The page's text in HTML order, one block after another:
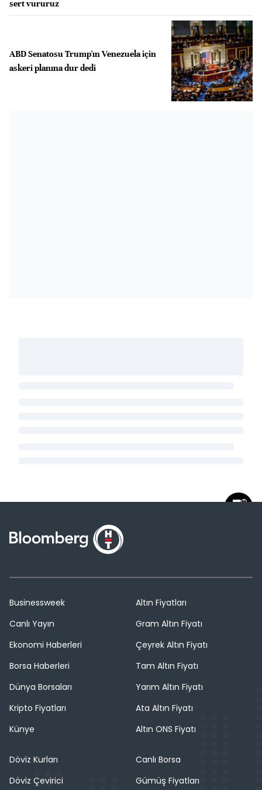
sert vururuz
ABD Senatosu Trump'ın Venezuela için
askeri planına dur dedi
Businessweek
Canlı Yayın
Ekonomi Haberleri
Borsa Haberleri
Dünya Borsaları
Kripto Fiyatları
Künye
Altın Fiyatları
Gram Altın Fiyatı
Çeyrek Altın Fiyatı
Tam Altın Fiyatı
Yarım Altın Fiyatı
Ata Altın Fiyatı
Altın ONS Fiyatı
Döviz Kurları
Döviz Çevirici
Canlı Borsa
Gümüş Fiyatları